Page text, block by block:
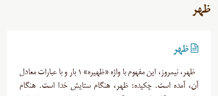
ظهر
ظهر
ظهر، نیمروز، این مفهوم با واژه «ظهیره» ۱ بار و با عبارات معادل
آن، آمده است. چکیده: ظهر، هنگام ستایش خدا است. هنگام